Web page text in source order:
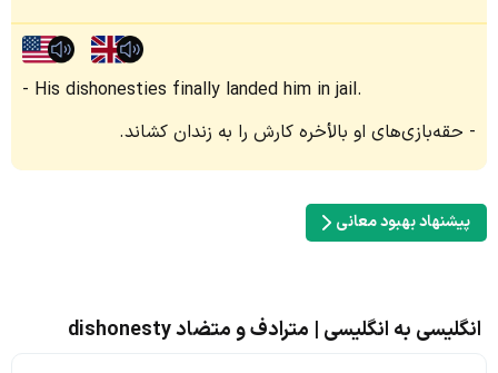
His dishonesties finally landed him in jail.
حقه‌بازی‌های او بالأخره کارش را به زندان کشاند.
پیشنهاد بهبود معانی
انگلیسی به انگلیسی | مترادف و متضاد dishonesty